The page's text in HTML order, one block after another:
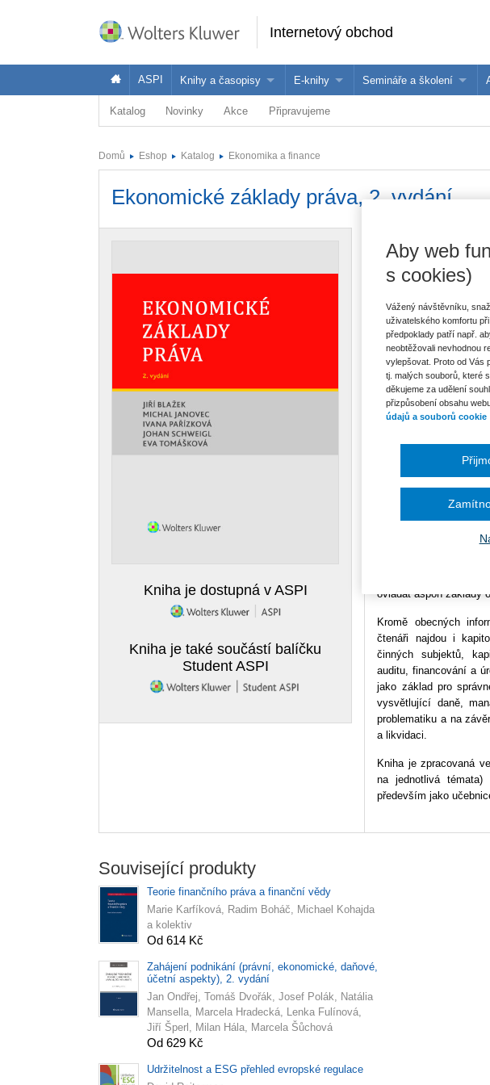
Internetový obchod
ASPI Knihy a časopisy
Knihy
E-knihy
Jak na naše e-knihy?
Půjčit si e-knihu
Semináře a školení
Katalog Novinky Akce Připravujeme
Domů Eshop Katalog Ekonomika a finance
Ekonomické základy práva, 2. vydání
Kniha je dostupná v ASPI
Kniha je také součástí balíčku
Student ASPI
Vydavatel
Autor
Typ publikace
Datum vydání
Vazba
Počet stran
Typ produktu
ISBN
základních informací
ovládat aspoň základy
Kromě obecných
čtenáři najdou i
činných subjektů,
auditu, financování a
jako základ pro
vysvětlující daně,
problematiku a na
a likvidaci.
Kniha je zpracovaná
na jednotlivá
především jako
Související produkty
Teorie finančního práva a finanční vědy
Marie Karfíková, Radim Boháč, Michael Kohajda
a kolektiv
Od 614 Kč
Zahájení podnikání (právní, ekonomické, daňové,
účetní aspekty), 2. vydání
Jan Ondřej, Tomáš Dvořák, Josef Polák, Natália
Mansella, Marcela Hradecká, Lenka Fulínová,
Jiří Šperl, Milan Hála, Marcela Šůchová
Od 629 Kč
Udržitelnost a ESG přehled evropské regulace
Aby web
s cookies)
Vážený návštěvníku,
uživatelského komfortu
předpoklady patří např.
neobtěžovali nevhodnou
vylepšovat. Proto od Vás
tj. malých souborů, které
děkujeme za udělení
přizpůsobení obsahu
údajů a souborů cookie